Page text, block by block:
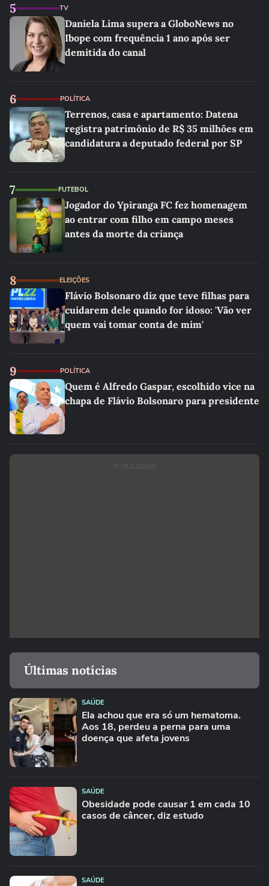
5 TV
Daniela Lima supera a GloboNews no
Ibope com frequência 1 ano após ser
demitida do canal
6 POLÍTICA
Terrenos, casa e apartamento: Datena
registra patrimônio de R$ 35 milhões em
candidatura a deputado federal por SP
7 FUTEBOL
Jogador do Ypiranga FC fez homenagem
ao entrar com filho em campo meses
antes da morte da criança
8 ELEIÇÕES
Flávio Bolsonaro diz que teve filhas para
cuidarem dele quando for idoso: 'Vão ver
quem vai tomar conta de mim'
9 POLÍTICA
Quem é Alfredo Gaspar, escolhido vice na
chapa de Flávio Bolsonaro para presidente
PUBLICIDADE
Últimas notícias
SAÚDE
Ela achou que era só um hematoma.
Aos 18, perdeu a perna para uma
doença que afeta jovens
SAÚDE
Obesidade pode causar 1 em cada 10
casos de câncer, diz estudo
SAÚDE